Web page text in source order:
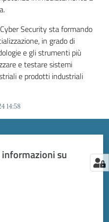
Security sta formando
in grado di
e gli strumenti più
e testare sistemi
e prodotti industriali
14:58
su